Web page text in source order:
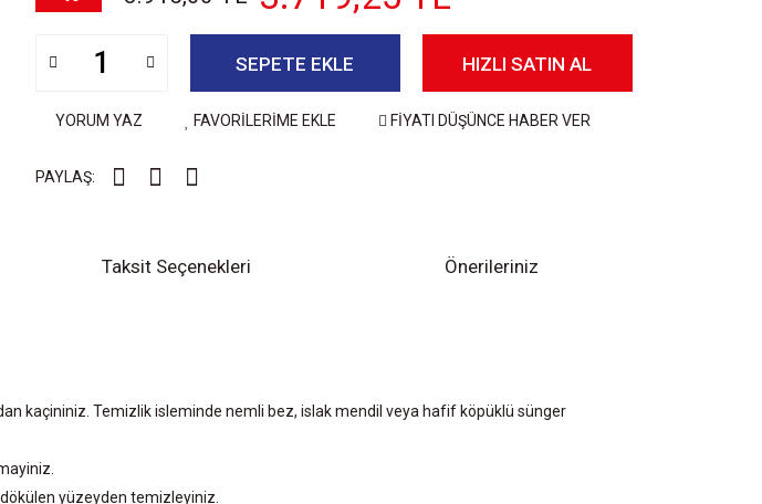
SEPETE EKLE HIZLI SATIN AL
YORUM YAZ FAVORİLERİME EKLE FİYATI DÜŞÜNCE HABER VER
PAYLAŞ:
Taksit Seçenekleri Önerileriniz
kaçininiz. Temizlik isleminde nemli bez, islak mendil veya hafif köpüklü sünger
yüzeyden temizleyiniz.